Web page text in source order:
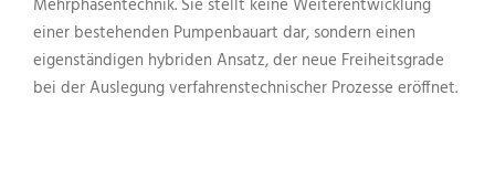
einer bestehenden Pumpenbauart dar, sondern einen
eigenständigen hybriden Ansatz, der neue Freiheitsgrade
bei der Auslegung verfahrenstechnischer Prozesse eröffnet.